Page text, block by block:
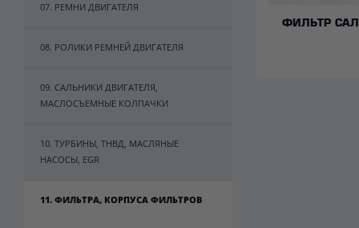
07. РЕМНИ ДВИГАТЕЛЯ
08. РОЛИКИ РЕМНЕЙ ДВИГАТЕЛЯ
09. САЛЬНИКИ ДВИГАТЕЛЯ,
МАСЛОСЪЕМНЫЕ КОЛПАЧКИ
10. ТУРБИНЫ, ТНВД, МАСЛЯНЫЕ
НАСОСЫ, EGR
11. ФИЛЬТРА, КОРПУСА ФИЛЬТРОВ
ФИЛЬТР